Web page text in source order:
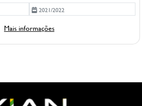
2021/2022
Mais informações